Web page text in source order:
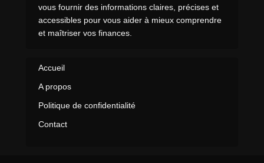
vous fournir des informations claires, précises et
accessibles pour vous aider à mieux comprendre
et maîtriser vos finances.
Accueil
A propos
Politique de confidentialité
Contact